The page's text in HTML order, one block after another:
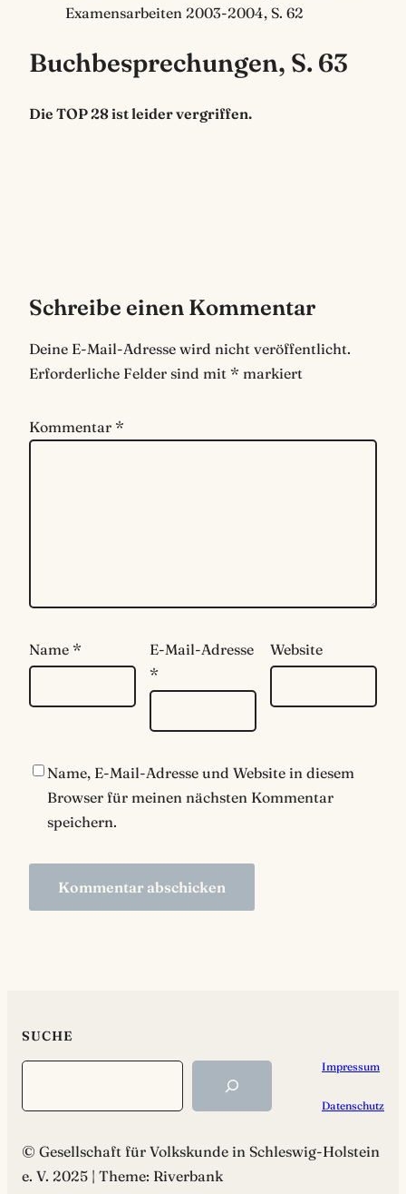
Examensarbeiten 2003-2004, S. 62
Buchbesprechungen, S. 63
Die TOP 28 ist leider vergriffen.
Schreibe einen Kommentar
Deine E-Mail-Adresse wird nicht veröffentlicht.
Erforderliche Felder sind mit * markiert
Kommentar *
Name *
E-Mail-Adresse
*
Website
Name, E-Mail-Adresse und Website in diesem
Browser für meinen nächsten Kommentar
speichern.
SUCHE
Impressum
Datenschutz
© Gesellschaft für Volkskunde in Schleswig-Holstein
e. V. 2025 | Theme: Riverbank